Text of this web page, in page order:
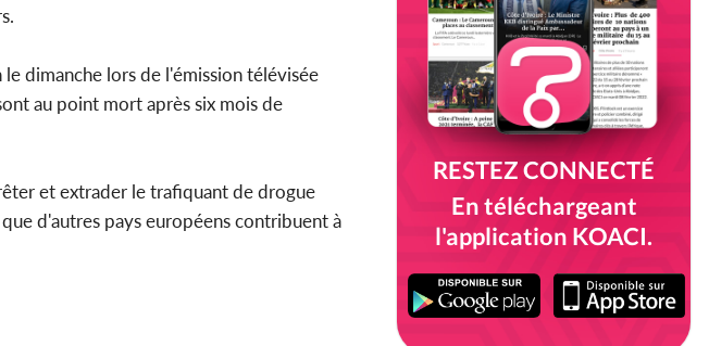
dimanche lors de l'émission télévisée
au point mort après six mois de
et extrader le trafiquant de drogue
d'autres pays européens contribuent à
RESTEZ CONNECTÉ
En téléchargeant
l'application KOACI.